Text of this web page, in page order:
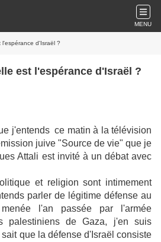
MENU
d'Israël ?
est l'espérance d'Israël ?
j'entends ce matin à la télévision
juive "Source de vie" que je
Attali est invité à un débat avec
et religion sont intimement
parler de légitime défense au
l'an passée par l'armée
palestiniens de Gaza, j'en suis
que la défense d'Israël consiste